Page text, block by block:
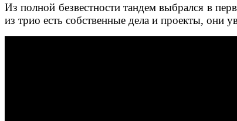
Из полной безвестности тандем выбрался в
из трио есть собственные дела и проекты, они